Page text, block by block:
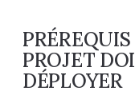
PROJET
DÉPLOYER